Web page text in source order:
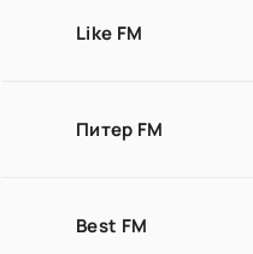
Like FM
Питер FM
Best FM